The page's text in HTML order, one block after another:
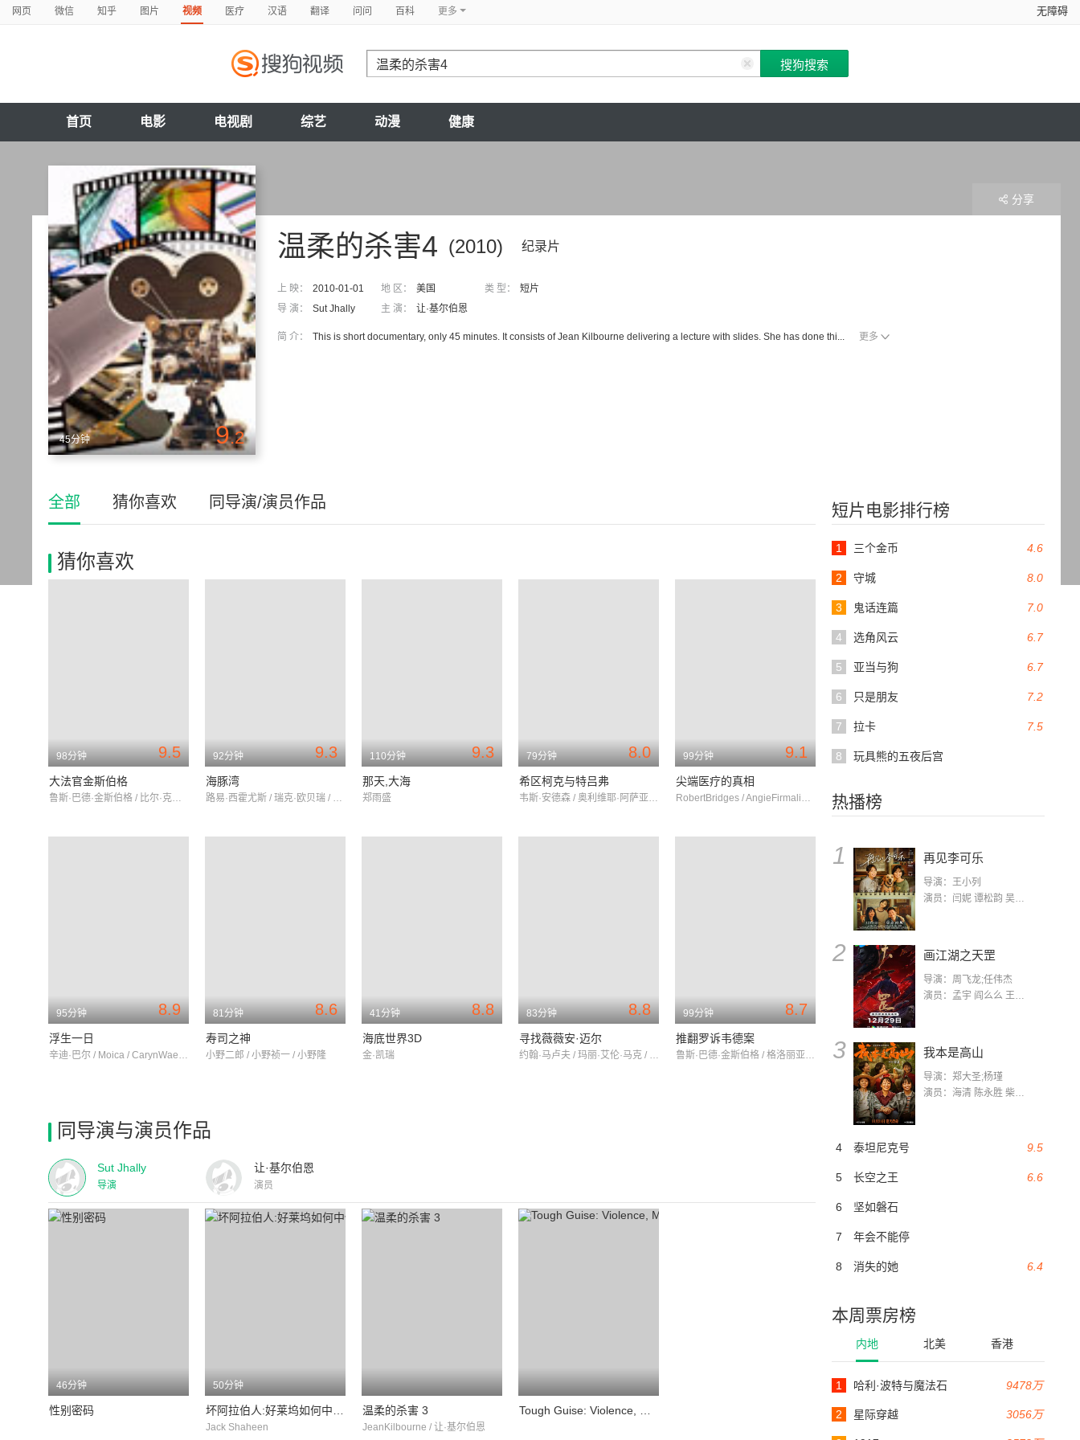
网页 微信 知乎 图片 视频 医疗 汉语 翻译 问问 百科 更多 无障碍
首页 电影 电视剧 综艺 动漫 健康
45分钟 9.2
(2010) 纪录片
温柔的杀害4
上 映： 2010-01-01 地 区： 美国 类 型：
短片
导 演：
Sut Jhally 主 演： 让·基尔伯恩
简 介： This is short documentary, only 45 minutes. It consists of Jean Kilbourne delivering a lecture with slides. She has done thi... 更多
分享
短片电影排行榜
4.6
1 三个金币
8.0
2 守城
7.0
3 鬼话连篇
6.7
4 选角风云
6.7
5 亚当与狗
7.2
6 只是朋友
7.5
7 拉卡
8 玩具熊的五夜后宫
热播榜
1 再见李可乐
导演：王小列
演员：闫妮 谭松韵 吴京 蒋龙 赵小棠 冯雷 李虎城 平安 小七 小可乐
2 画江湖之天罡
导演：周飞龙;任伟杰
演员：孟宇 阎么么 王凯 郭政建 阎萌萌 杨默 高枫 齐斯伽 刘芊含 马程
3 我本是高山
导演：郑大圣;杨瑾
演员：海清 陈永胜 柴烨 王玥婷 万国鹏 美朵达瓦 赵瑞婷 罗解艳 郭莉娜 潘家艳
9.5
4 泰坦尼克号
6.6
5 长空之王
6 坚如磐石
7 年会不能停
6.4
8 消失的她
本周票房榜
内地 北美 香港
9478万
1 哈利·波特与魔法石
3056万
2 星际穿越
全部 猜你喜欢 同导演/演员作品
猜你喜欢
9.5
98分钟
大法官金斯伯格
鲁斯·巴德·金斯伯格 / 比尔·克林顿 / 奥林·G·哈奇
9.3
92分钟
海豚湾
路易·西霍尤斯 / 瑞克·欧贝瑞 / 哈迪·琼斯
9.3
110分钟
那天,大海
郑雨盛
8.0
79分钟
希区柯克与特吕弗
韦斯·安德森 / 奥利维耶·阿萨亚斯 / 彼得·博格丹诺维奇
9.1
99分钟
尖端医疗的真相
RobertBridges / AngieFirmalino / RitaRedberg
8.9
95分钟
浮生一日
辛迪·巴尔 / Moica / CarynWaechter
8.6
81分钟
寿司之神
小野二郎 / 小野祯一 / 小野隆
8.8
41分钟
海底世界3D
金·凯瑞
8.8
83分钟
寻找薇薇安·迈尔
约翰·马卢夫 / 玛丽·艾伦·马克 / 菲尔·多纳休
8.7
99分钟
推翻罗诉韦德案
鲁斯·巴德·金斯伯格 / 格洛丽亚·斯泰纳姆 / DonnaHoward
同导演与演员作品
Sut Jhally
导演
让·基尔伯恩
演员
46分钟
性别密码
50分钟
Jack Shaheen
温柔的杀害 3
JeanKilbourne / 让·基尔伯恩